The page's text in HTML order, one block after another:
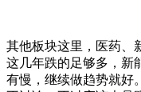
其他板块这里，医药、
这几年跌的足够多，新
有慢，继续做趋势就好